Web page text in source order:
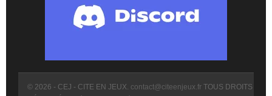
© 2026 - CEJ - CITE EN JEUX. contact@citeenjeux.fr TOUS DROITS